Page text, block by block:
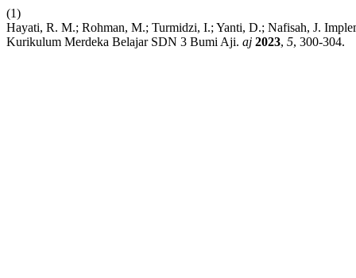
(1)
Hayati, R. M.; Rohman, M.; Turmidzi, I.; Yanti, D.; Nafisah, J.
Kurikulum Merdeka Belajar SDN 3 Bumi Aji. aj 2023, 5, 300-304.